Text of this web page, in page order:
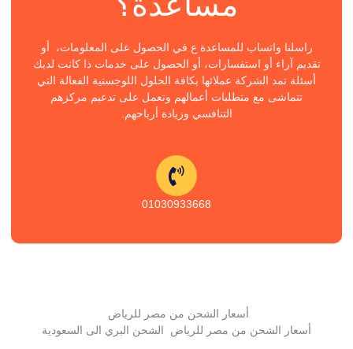
راسلنا واتساب للمساعدة ع في الحصول على المعلومات، أو
تقديم آراء أو استفسارات، أو الحصول على خدمات ذا كانت لديك
أسئلة تمد الشركة عملائها بكافة الحلول اللوجستية الفعالة التي
تتماشى مع متطلبات أعمالهم وتعمل على تدعيم مركزهم
التنافسي وزيادة أرباحهم.
01030933668
أسعار الشحن من مصر للرياض
أسعار الشحن من مصر للرياض الشحن البري الى السعودية